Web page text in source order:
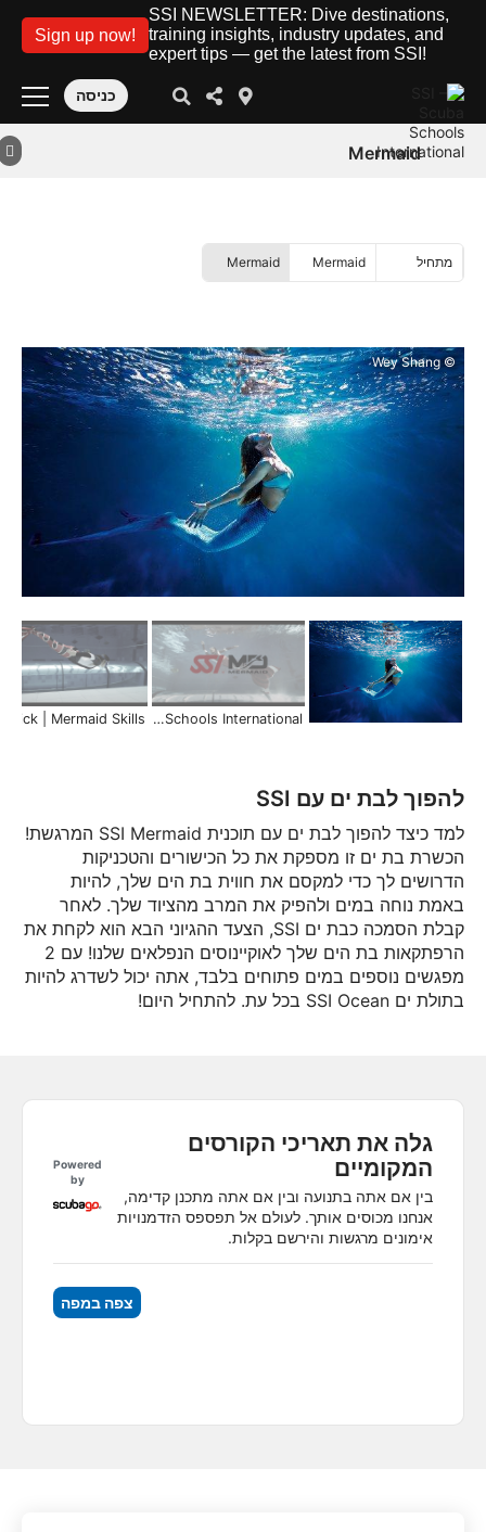
SSI NEWSLETTER: Dive destinations,
training insights, industry updates, and
expert tips — get the latest from SSI!
Sign up now!
כניסה
Mermaid
מתחיל Mermaid
Mermaid
© Wey Shang
SSI Mermaid Courses | Scuba Schools International
להפוך לבת ים עם SSI
למד כיצד להפוך לבת ים עם תוכנית SSI Mermaid המרגשת!
הכשרת בת ים זו מספקת את כל הכישורים והטכניקות
הדרושים לך כדי למקסם את חווית בת הים שלך, להיות
באמת נוחה במים ולהפיק את המרב מהציוד שלך. לאחר
קבלת הסמכה כבת ים SSI, הצעד ההגיוני הבא הוא לקחת את
הרפתקאות בת הים שלך לאוקיינוסים הנפלאים שלנו! עם 2
מפגשים נוספים במים פתוחים בלבד, אתה יכול לשדרג להיות
בתולת ים SSI Ocean בכל עת. להתחיל היום!
גלה את תאריכי הקורסים
המקומיים
בין אם אתה בתנועה ובין אם אתה מתכנן קדימה,
אנחנו מכוסים אותך. לעולם אל תפספס הזדמנויות
אימונים מרגשות והירשם בקלות.
Powered
by
צפה במפה